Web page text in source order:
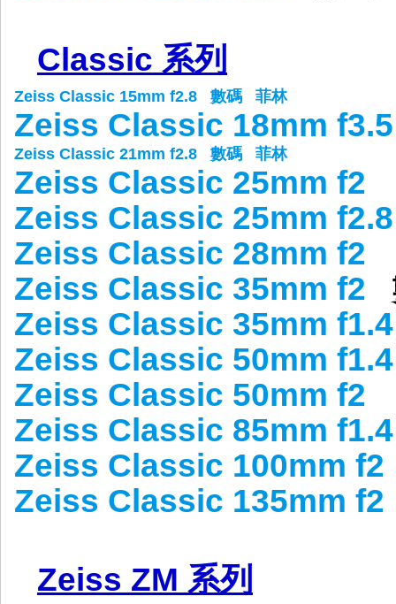
Classic 系列
Zeiss Classic 15mm f2.8 數碼 菲林
Zeiss Classic 18mm f3.5
Zeiss Classic 21mm f2.8 數碼 菲林
Zeiss Classic 25mm f2
Zeiss Classic 25mm f2.8
Zeiss Classic 28mm f2
Zeiss Classic 35mm f2
Zeiss Classic 35mm f1.4
Zeiss Classic 50mm f1.4
Zeiss Classic 50mm f2
Zeiss Classic 85mm f1.4
Zeiss Classic 100mm f2
Zeiss Classic 135mm f2
Zeiss ZM 系列